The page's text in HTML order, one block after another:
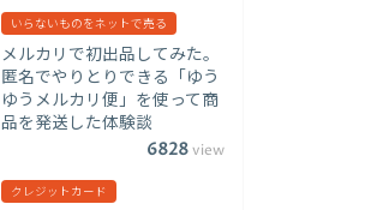
いらないものをネットで売る
メルカリで初出品してみた。
匿名でやりとりできる「ゆう
ゆうメルカリ便」を使って商
品を発送した体験談
6828view
クレジットカード